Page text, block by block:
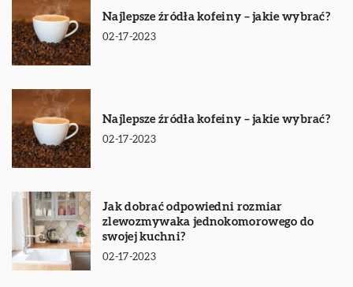
Najlepsze źródła kofeiny – jakie wybrać?
02-17-2023
Najlepsze źródła kofeiny – jakie wybrać?
02-17-2023
Jak dobrać odpowiedni rozmiar
zlewozmywaka jednokomorowego do
swojej kuchni?
02-17-2023